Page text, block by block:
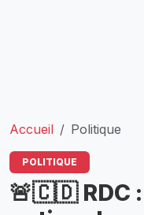
Accueil Politique
POLITIQUE
🚨🇨🇩 RDC :